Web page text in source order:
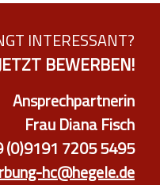
INTERESSANT?
BEWERBEN!
Ansprechpartnerin
Frau Diana Fisch
(0)9191 7205 5495
hc@hegele.de